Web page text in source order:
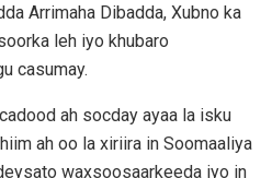
Arrimaha Dibadda, Xubno ka
leh iyo khubaro
casumay.
ah socday ayaa la isku
ah oo la xiriira in Soomaaliya
waxsoosaarkeeda iyo in